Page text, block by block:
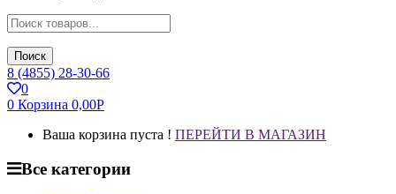
Поиск
8 (4855) 28-30-66
0
0 Корзина 0,00Р
Ваша корзина пуста ! ПЕРЕЙТИ В МАГАЗИН
Все категории